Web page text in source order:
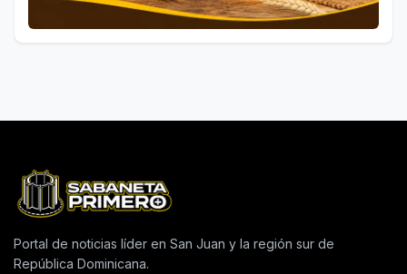
Portal de noticias líder en San Juan y la región sur de
República Dominicana.